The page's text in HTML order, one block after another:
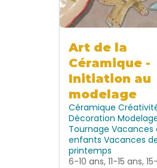
Art de la
Céramique -
Initiation au
modelage
Céramique
Décoration
Tournage Vacances
enfants Vacances
printemps
6-10 ans, 11-15 ans,